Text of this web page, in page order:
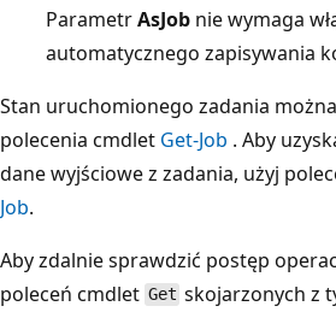
ParametrAsJob nie wymaga
automatycznego zapisywania
Stan uruchomionego zadania
polecenia cmdlet Get-Job . Aby
dane wyjściowe z zadania, użyj
Job.
Aby zdalnie sprawdzić postęp
poleceń cmdlet Get skojarzonych z